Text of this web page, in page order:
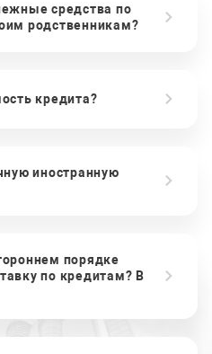
средства по
родственникам?
кредита?
иностранную
порядке
по кредитам? В